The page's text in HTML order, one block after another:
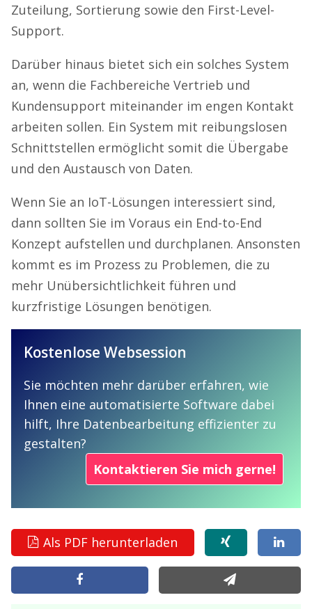
Zuteilung, Sortierung sowie den First-Level-
Support.
Darüber hinaus bietet sich ein solches System
an, wenn die Fachbereiche Vertrieb und
Kundensupport miteinander im engen Kontakt
arbeiten sollen. Ein System mit reibungslosen
Schnittstellen ermöglicht somit die Übergabe
und den Austausch von Daten.
Wenn Sie an IoT-Lösungen interessiert sind,
dann sollten Sie im Voraus ein End-to-End
Konzept aufstellen und durchplanen. Ansonsten
kommt es im Prozess zu Problemen, die zu
mehr Unübersichtlichkeit führen und
kurzfristige Lösungen benötigen.
Kostenlose Websession
Sie möchten mehr darüber erfahren, wie
Ihnen eine automatisierte Software dabei
hilft, Ihre Datenbearbeitung effizienter zu
gestalten?
Kontaktieren Sie mich gerne!
Als PDF herunterladen